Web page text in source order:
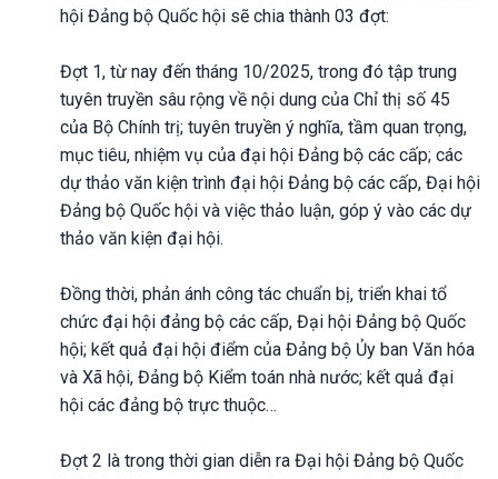
hội Đảng bộ Quốc hội sẽ chia thành 03 đợt:
Đợt 1, từ nay đến tháng 10/2025, trong đó tập trung
tuyên truyền sâu rộng về nội dung của Chỉ thị số 45
của Bộ Chính trị; tuyên truyền ý nghĩa, tầm quan trọng,
mục tiêu, nhiệm vụ của đại hội Đảng bộ các cấp; các
dự thảo văn kiện trình đại hội Đảng bộ các cấp, Đại hội
Đảng bộ Quốc hội và việc thảo luận, góp ý vào các dự
thảo văn kiện đại hội.
Đồng thời, phản ánh công tác chuẩn bị, triển khai tổ
chức đại hội đảng bộ các cấp, Đại hội Đảng bộ Quốc
hội; kết quả đại hội điểm của Đảng bộ Ủy ban Văn hóa
và Xã hội, Đảng bộ Kiểm toán nhà nước; kết quả đại
hội các đảng bộ trực thuộc…
Đợt 2 là trong thời gian diễn ra Đại hội Đảng bộ Quốc